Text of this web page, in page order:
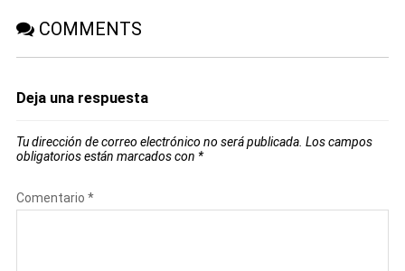
COMMENTS
Deja una respuesta
Tu dirección de correo electrónico no será publicada. Los campos
obligatorios están marcados con *
Comentario *